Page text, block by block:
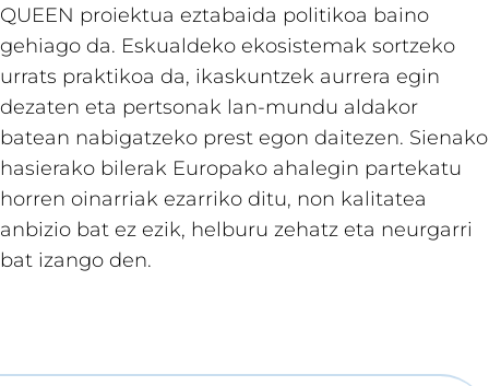
QUEEN proiektua eztabaida politikoa baino
gehiago da. Eskualdeko ekosistemak sortzeko
urrats praktikoa da, ikaskuntzek aurrera egin
dezaten eta pertsonak lan-mundu aldakor
batean nabigatzeko prest egon daitezen. Sienako
hasierako bilerak Europako ahalegin partekatu
horren oinarriak ezarriko ditu, non kalitatea
anbizio bat ez ezik, helburu zehatz eta neurgarri
bat izango den.